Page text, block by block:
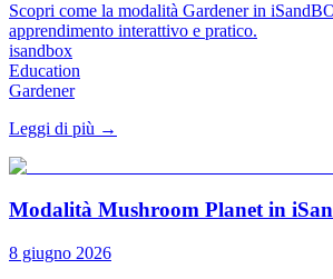
Scopri come la modalità Gardener in
apprendimento interattivo e pratico.
isandbox
Education
Gardener
Leggi di più →
Modalità Mushroom Planet in
8 giugno 2026